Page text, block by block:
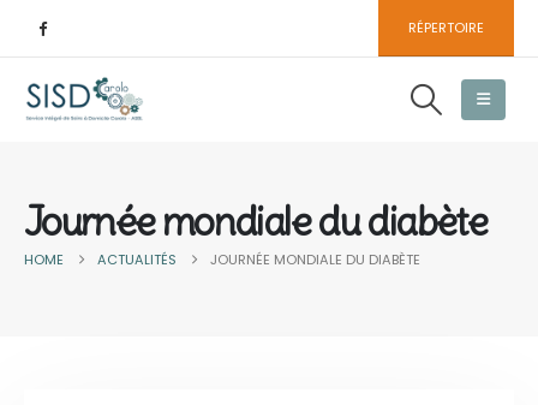
RÉPERTOIRE
Journée mondiale du diabète
HOME ACTUALITÉS JOURNÉE MONDIALE DU DIABÈTE